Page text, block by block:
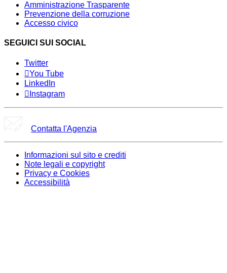
Amministrazione Trasparente
Prevenzione della corruzione
Accesso civico
SEGUICI SUI SOCIAL
Twitter
You Tube
LinkedIn
Instagram
Contatta l'Agenzia
Informazioni sul sito e crediti
Note legali e copyright
Privacy e Cookies
Accessibilità